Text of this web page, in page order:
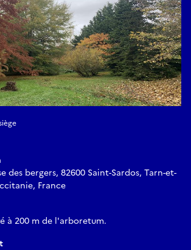
des bergers, 82600 Saint-Sardos, Tarn-et-
France
à 200 m de l'arboretum.